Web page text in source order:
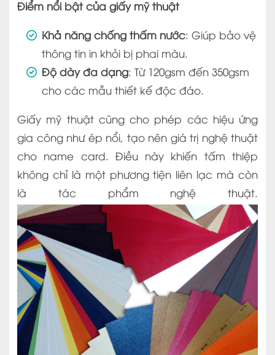
Điểm nổi bật của giấy mỹ thuật
Khả năng chống thấm nước: Giúp bảo vệ
thông tin in khỏi bị phai màu.
Độ dày đa dạng: Từ 120gsm đến 350gsm
cho các mẫu thiết kế độc đáo.
Giấy mỹ thuật cũng cho phép các hiệu ứng
gia công như ép nổi, tạo nên giá trị nghệ thuật
cho name card. Điều này khiến tấm thiệp
không chỉ là một phương tiện liên lạc mà còn
là tác phẩm nghệ thuật.